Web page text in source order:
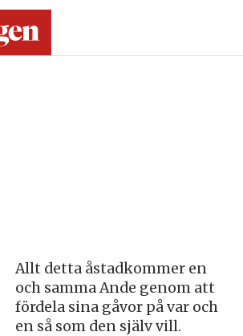
Allt detta åstadkommer en
och samma Ande genom att
fördela sina gåvor på var och
en så som den själv vill.